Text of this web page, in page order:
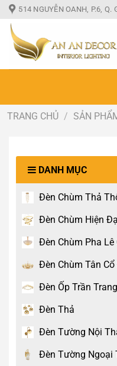
Bỏ
qua
nội
dung
514 NGUYỄN OANH, P.6, Q.
TRANG CHỦ / SẢN
DANH MỤC
Đèn Chùm Thả
Đèn Chùm Hiện
Đèn Chùm Pha Lê
Đèn Chùm Tân
Đèn Ốp Trần
Đèn Thả
Đèn Tường Nội
Đèn Tường Ngoại